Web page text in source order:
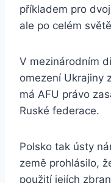
příkladem pro
ale po celém
V mezinárodním
omezení Ukrajiny
má AFU právo
Ruské federace.
Polsko tak ústy
země prohlásilo,
použití jejích